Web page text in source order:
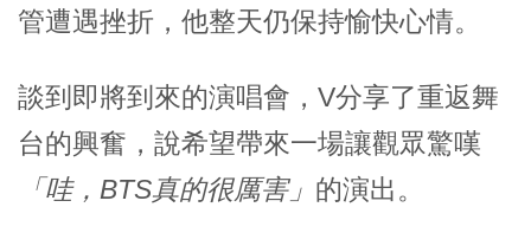
管遭遇挫折，他整天仍保持愉快心情。
談到即將到來的演唱會，V分享了重返舞
台的興奮，說希望帶來一場讓觀眾驚嘆
「哇，BTS真的很厲害」 的演出。